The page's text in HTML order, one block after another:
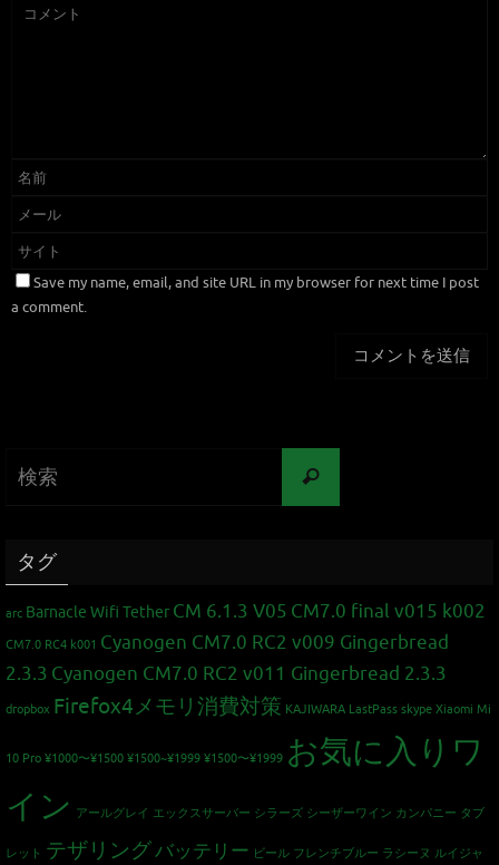
Save my name, email, and site URL in my browser for next time I post
a comment.
タグ
arc Barnacle Wifi Tether CM 6.1.3 V05 CM7.0 final v015 k002
CM7.0 RC4 k001 Cyanogen CM7.0 RC2 v009 Gingerbread
2.3.3 Cyanogen CM7.0 RC2 v011 Gingerbread 2.3.3
dropbox Firefox4メモリ消費対策 KAJIWARA LastPass skype Xiaomi Mi
10 Pro ¥1000〜¥1500 ¥1500~¥1999 ¥1500〜¥1999 お気に入りワ
イン アールグレイ エックスサーバー シラーズ シーザーワイン カンパニー タブ
レット テザリングバッテリー ビール フレンチブルー ラシーヌ ルイジャ